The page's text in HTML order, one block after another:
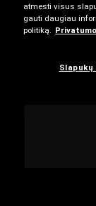
B
atmesti visus
gauti daugiau
politiką.